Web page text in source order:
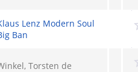
Lenz Modern Soul
Ban
Torsten de